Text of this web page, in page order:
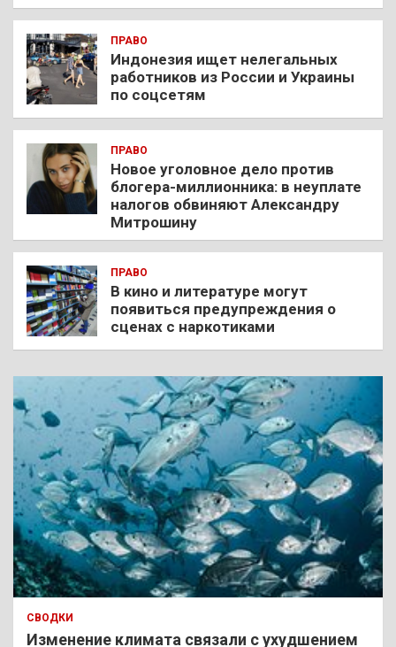
ПРАВО
Индонезия ищет нелегальных
работников из России и Украины
по соцсетям
ПРАВО
Новое уголовное дело против
блогера-миллионника: в неуплате
налогов обвиняют Александру
Митрошину
ПРАВО
В кино и литературе могут
появиться предупреждения о
сценах с наркотиками
СВОДКИ
Изменение климата связали с ухудшением